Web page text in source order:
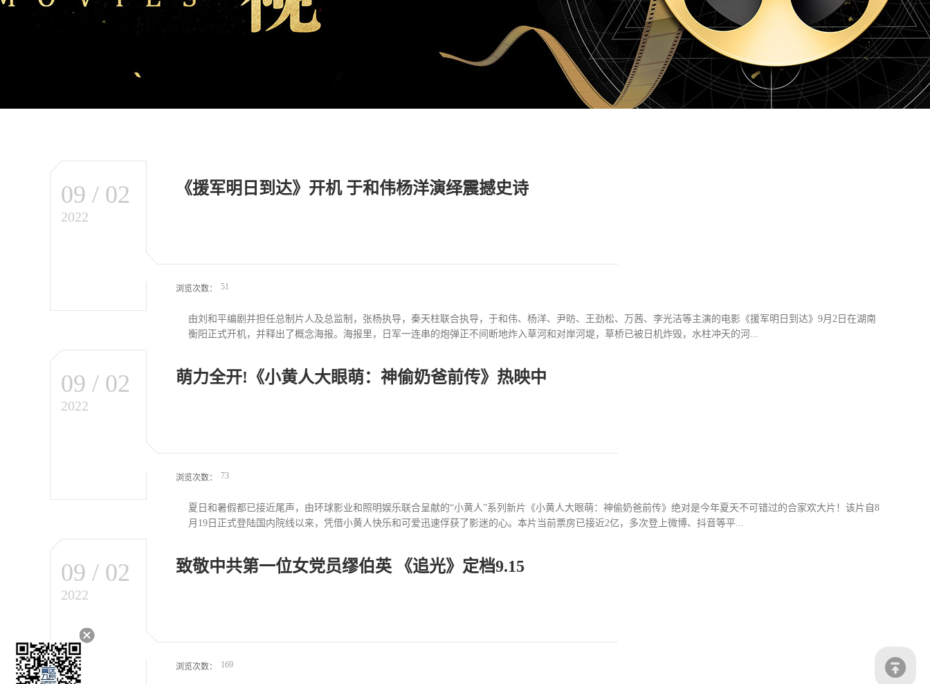
《援军明日到达》开机 于和伟杨洋演绎震撼史诗
由刘和平编剧并担任总制片人及总监制，张杨执导，秦天柱联合执导，于和伟、杨洋、尹昉、王劲松、万茜、李光洁等主演的电影《援军明日到达》9月2日在湖南
衡阳正式开机，并释出了概念海报。海报里，日军一连串的炮弹正不间断地炸入草河和对岸河堤，草桥已被日机炸毁，水柱冲天的河...
面上仅剩两个兀立的桥墩。如何才能过河？衡阳守军面对如此紧张的局势，排工正拼力划着竹筏在危险重重的河上前进，准备采用搭浮桥的方式保障队伍过河。面
09 / 02
2022
浏览次数： 51
萌力全开!《小黄人大眼萌：神偷奶爸前传》热映中
夏日和暑假都已接近尾声，由环球影业和照明娱乐联合呈献的“小黄人”系列新片《小黄人大眼萌：神偷奶爸前传》绝对是今年夏天不可错过的合家欢大片！该片自8
月19日正式登陆国内院线以来，凭借小黄人快乐和可爱迅速俘获了影迷的心。本片当前票房已接近2亿，多次登上微博、抖音等平...
台热搜榜，口碑持续爆棚！这周末不妨前往影院，和小黄人一起为你的夏天画上一个欢乐的句号！这部新作追述了小黄人们初识少年时期懵懂追梦的小老板的故
奥豆，搞笑指数层层加码！奥豆虽然是首度出现的新成员，但在影片上映后便“圈粉”无数，无疑成为该片人气值超高的笑点和萌点担当。不管你是从一而终热爱小
黄人的影迷，还是单纯渴望大笑一场的观众，这部影片都是不容错...
09 / 02
2022
浏览次数： 73
致敬中共第一位女党员缪伯英 《追光》定档9.15
09 / 02
2022
浏览次数： 169